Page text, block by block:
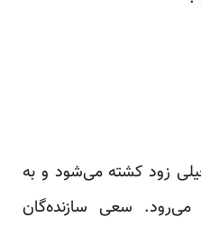
زود کشته می‌شود و به
سعی سازنده‌گان